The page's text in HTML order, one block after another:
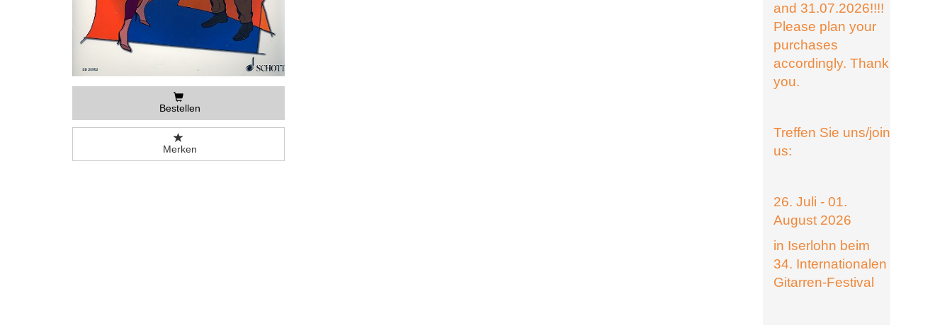
Bestellen
Merken
and 31.07.2026!!!!
Please plan your
purchases
accordingly. Thank
you.
Treffen Sie uns/join
us:
26. Juli - 01.
August 2026
in Iserlohn beim
34. Internationalen
Gitarren-Festival